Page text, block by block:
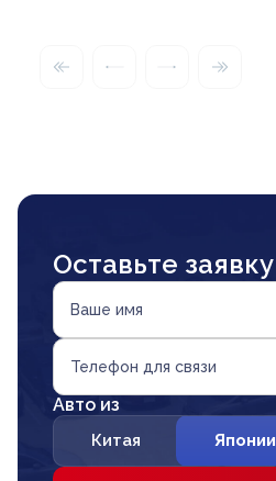
Оставьте заявку
Ваше имя
Телефон для связи
Авто из
Китая Японии